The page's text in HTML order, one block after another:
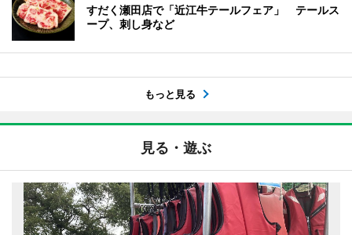
すだく瀬田店で「近江牛テールフェア」 テールス
ープ、刺し身など
もっと見る
見る・遊ぶ